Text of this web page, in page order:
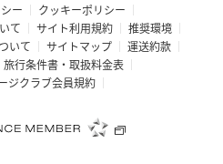
ー
クッキーポリシー
て
サイト利用規約
推奨環境
いて
サイトマップ
運送約款
行条件書・取扱料金表
ジクラブ会員規約